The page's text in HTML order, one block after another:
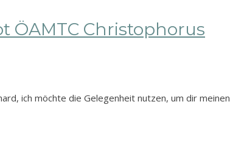
ÖAMTC Christophorus
ich möchte die Gelegenheit nutzen, um dir